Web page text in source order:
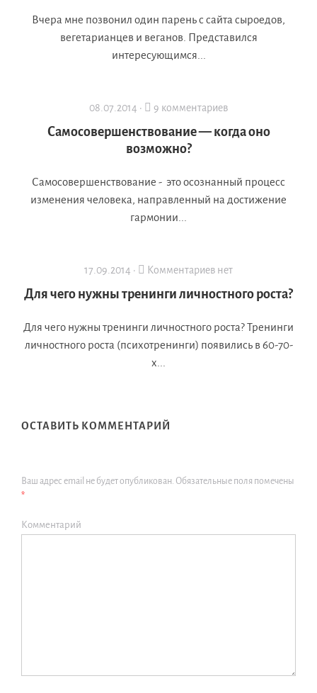
Вчера мне позвонил один парень с сайта сыроедов,
вегетарианцев и веганов. Представился
интересующимся...
08.07.2014 · 9 комментариев
Самосовершенствование — когда оно
возможно?
Самосовершенствование - это осознанный процесс
изменения человека, направленный на достижение
гармонии...
17.09.2014 · Комментариев нет
Для чего нужны тренинги личностного роста?
Для чего нужны тренинги личностного роста? Тренинги
личностного роста (психотренинги) появились в 60-70-
х...
ОСТАВИТЬ КОММЕНТАРИЙ
Ваш адрес email не будет опубликован. Обязательные поля помечены
*
Комментарий